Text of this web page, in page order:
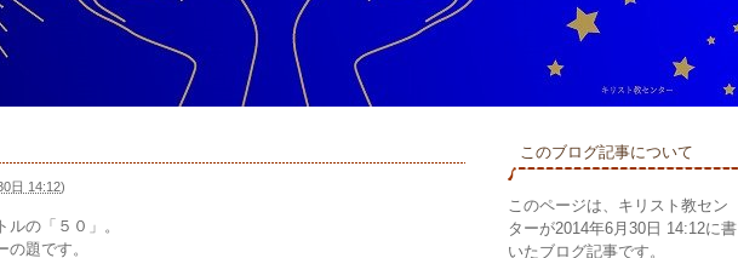
日 14:12)
の「５０」。
題です。
このブログ記事について
このページは、キリスト教セン
ターが2014年6月30日 14:12に書
いたブログ記事です。